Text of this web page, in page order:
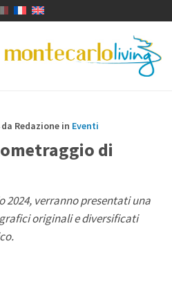
Redazione in Eventi
di
2024, verranno presentati una
originali e diversificati